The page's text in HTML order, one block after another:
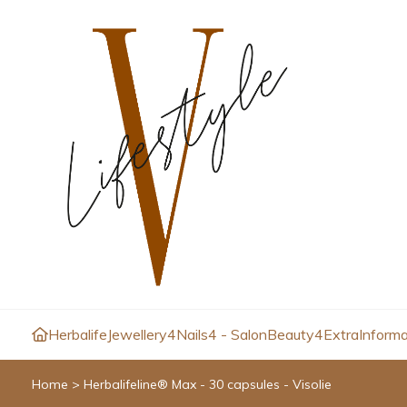
HerbalifeJewellery4Nails4 - SalonBeauty4Extra
Home > Herbalifeline® Max - 30 capsules - Visolie